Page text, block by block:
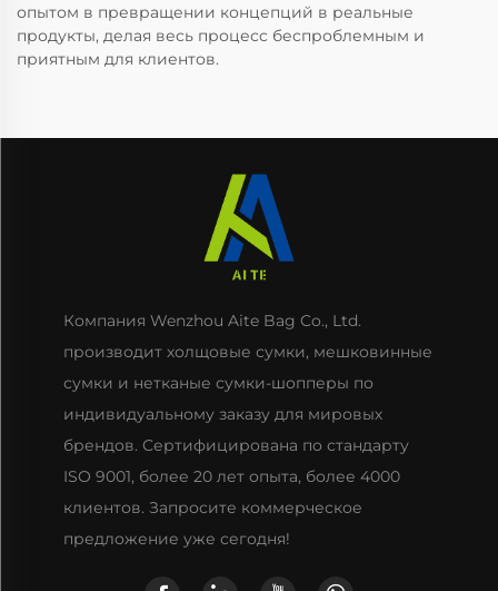
опытом в превращении концепций в реальные
продукты, делая весь процесс беспроблемным и
приятным для клиентов.
Компания Wenzhou Aite Bag Co., Ltd.
производит холщовые сумки, мешковинные
сумки и нетканые сумки-шопперы по
индивидуальному заказу для мировых
брендов. Сертифицирована по стандарту
ISO 9001, более 20 лет опыта, более 4000
клиентов. Запросите коммерческое
предложение уже сегодня!